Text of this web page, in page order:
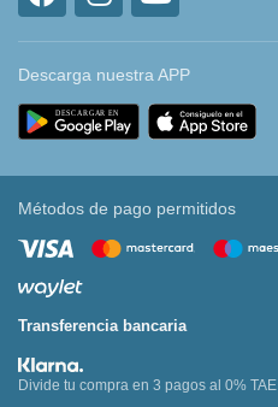
Descarga nuestra APP
Métodos de pago permitidos
Transferencia bancaria
Divide tu compra en 3 pagos al 0% TAE